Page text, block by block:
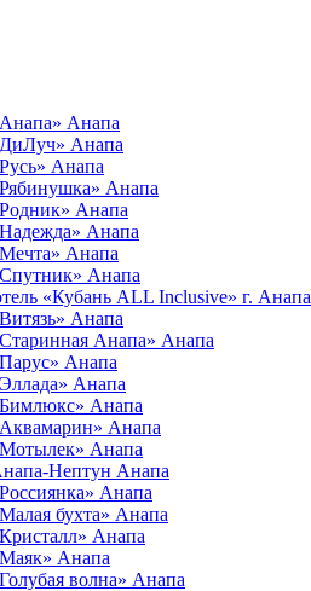
Анапа
Анапа
Анапа
Анапа
Анапа
Анапа
Анапа
Анапа
«Кубань ALL Inclusive» г. Анапа
Анапа
Анапа» Анапа
Анапа
Анапа
Анапа
Анапа
Анапа
Нептун Анапа
Анапа
бухта» Анапа
Анапа
Анапа
волна» Анапа